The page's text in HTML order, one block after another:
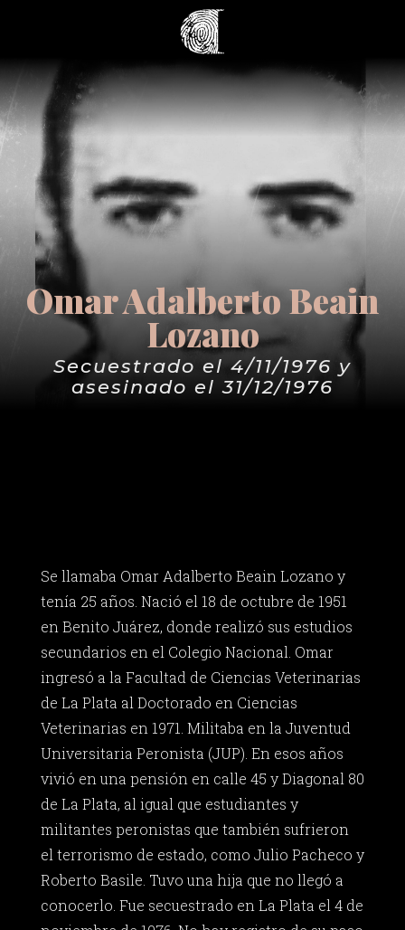
Omar Adalberto Beain
Lozano
Secuestrado el 4/11/1976 y
asesinado el 31/12/1976
Se llamaba Omar Adalberto Beain Lozano y
tenía 25 años. Nació el 18 de octubre de 1951
en Benito Juárez, donde realizó sus estudios
secundarios en el Colegio Nacional. Omar
ingresó a la Facultad de Ciencias Veterinarias
de La Plata al Doctorado en Ciencias
Veterinarias en 1971. Militaba en la Juventud
Universitaria Peronista (JUP). En esos años
vivió en una pensión en calle 45 y Diagonal 80
de La Plata, al igual que estudiantes y
militantes peronistas que también sufrieron
el terrorismo de estado, como Julio Pacheco y
Roberto Basile. Tuvo una hija que no llegó a
conocerlo. Fue secuestrado en La Plata el 4 de